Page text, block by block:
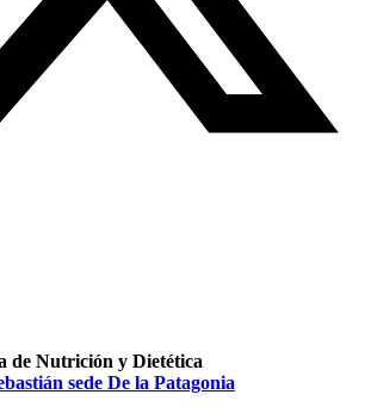
de Nutrición y Dietética
sede De la Patagonia